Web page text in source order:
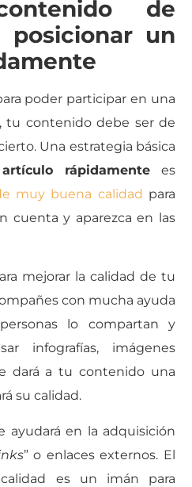
de
posicionar un
poder participar en una
tu contenido debe ser de
Una estrategia básica
rápidamente es
muy buena calidad para
cuenta y aparezca en las
mejorar la calidad de tu
con mucha ayuda
lo compartan y
infografías, imágenes
dará a tu contenido una
su calidad.
en la adquisición
” o enlaces externos. El
es un imán para